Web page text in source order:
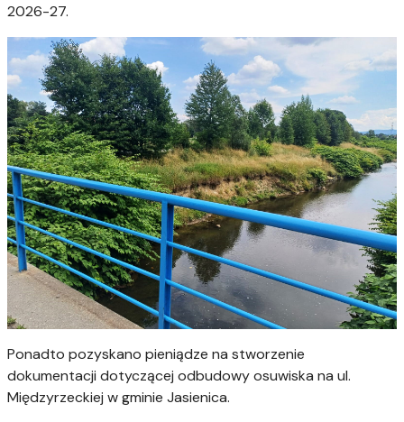
2026-27.
Ponadto pozyskano pieniądze na stworzenie
dokumentacji dotyczącej odbudowy osuwiska na ul.
Międzyrzeckiej w gminie Jasienica.